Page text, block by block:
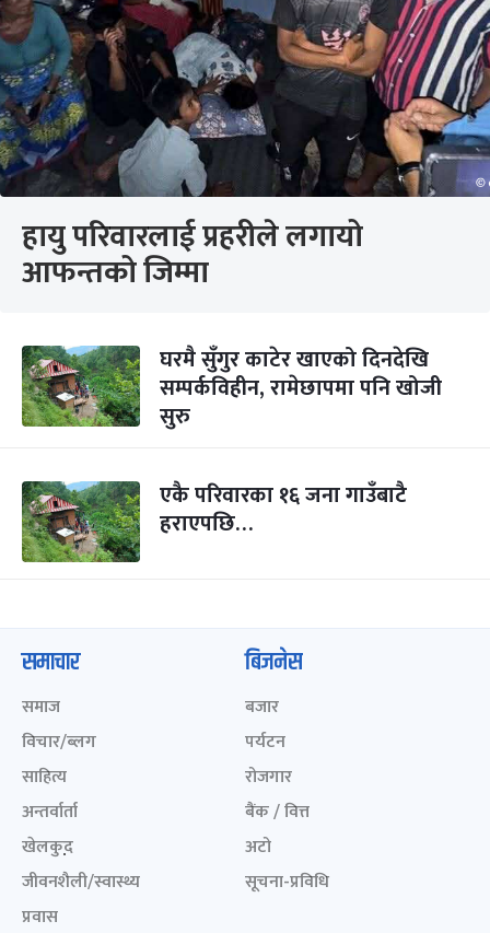
हायु परिवारलाई प्रहरीले लगायो
आफन्तको जिम्मा
घरमै सुँगुर काटेर खाएको दिनदेखि
सम्पर्कविहीन, रामेछापमा पनि खोजी
सुरु
एकै परिवारका १६ जना गाउँबाटै
हराएपछि…
समाचार
समाज
विचार/ब्लग
साहित्य
अन्तर्वार्ता
खेलकुद़़
जीवनशैली/स्वास्थ्य
प्रवास
बिजनेस
बजार
पर्यटन
रोजगार
बैंक / वित्त
अटो
सूचना-प्रविधि